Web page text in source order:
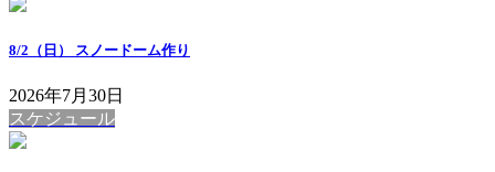
8/2（日） スノードーム作り
2026年7月30日
スケジュール